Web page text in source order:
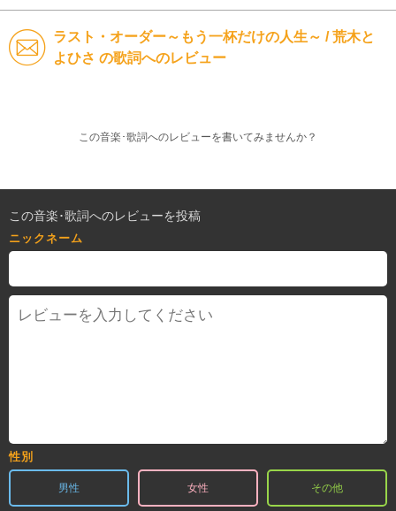
ラスト・オーダー～もう一杯だけの人生～ / 荒木と
よひさ の歌詞へのレビュー
この音楽･歌詞へのレビューを書いてみませんか？
この音楽･歌詞へのレビューを投稿
ニックネーム
性別
男性 女性 その他